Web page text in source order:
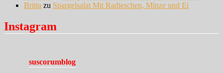
Britta zu Spargelsalat Mit Radieschen, Minze und Ei
Instagram
suscorumblog